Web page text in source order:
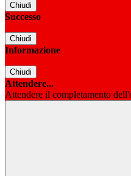
Chiudi
Successo
Chiudi
Informazione
Chiudi
Attendere...
Attendere il completamento